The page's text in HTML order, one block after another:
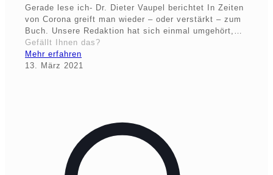
Gerade lese ich- Dr. Dieter Vaupel berichtet In Zeiten
von Corona greift man wieder – oder verstärkt – zum
Buch. Unsere Redaktion hat sich einmal umgehört,…
Gefällt Ihnen das?
Mehr erfahren
13. März 2021